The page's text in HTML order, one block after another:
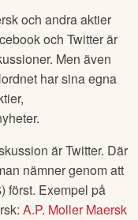
och andra aktier
och Twitter är
Men även
har sina egna
är Twitter. Där
nämner genom att
först. Exempel på
:A.P. Moller Maersk